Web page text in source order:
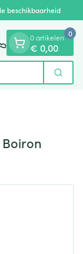
beschikbaarheid
Zoek
0 artikelen
€ 0,00
0